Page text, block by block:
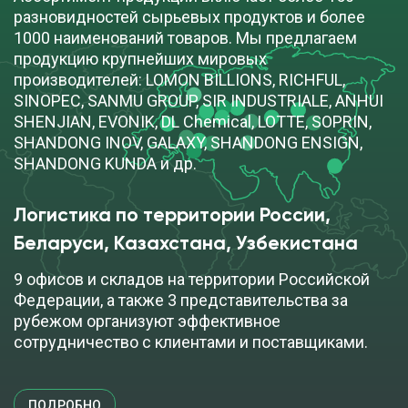
ПОД ЗАКАЗ
Глюконат натрия
мешок (25 кг) cкачать TDS
ДОБАВИТЬ В ЗАЯВКУ
Глутамат натрия
мешок (25 кг)
разновидностей сырьевых продуктов и более
1000 наименований товаров. Мы предлагаем
продукцию крупнейших мировых
производителей: LOMON BILLIONS, RICHFUL,
SINOPEC, SANMU GROUP, SIR INDUSTRIALE, ANHUI
SHENJIAN, EVONIK, DL Chemical, LOTTE, SOPRIN,
SHANDONG INOV, GALAXY, SHANDONG ENSIGN,
SHANDONG KUNDA и др.
Логистика по территории России,
Беларуси, Казахстана, Узбекистана
9 офисов и складов на территории Российской
Федерации, а также 3 представительства за
рубежом организуют эффективное
сотрудничество с клиентами и поставщиками.
ПОДРОБНО